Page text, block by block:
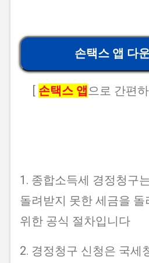
손택스 앱 다
[ 손택스 앱 으로 간편
1. 종합소득세 경정청구
돌려받지 못한 세금을
위한 공식 절차입니다
2. 경정청구 신청은 국세